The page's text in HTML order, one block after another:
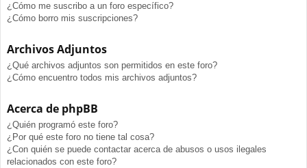
¿Cómo me suscribo a un foro específico?
¿Cómo borro mis suscripciones?
Archivos Adjuntos
¿Qué archivos adjuntos son permitidos en este foro?
¿Cómo encuentro todos mis archivos adjuntos?
Acerca de phpBB
¿Quién programó este foro?
¿Por qué este foro no tiene tal cosa?
¿Con quién se puede contactar acerca de abusos o usos ilegales
relacionados con este foro?